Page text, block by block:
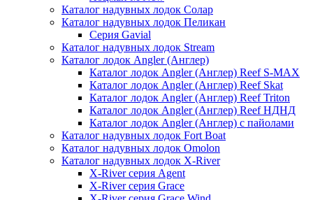
Каталог надувных лодок Солар
Каталог надувных лодок Пеликан
Серия Gavial
Каталог надувных лодок Stream
Каталог лодок Angler (Англер)
Каталог лодок Angler (Англер) Reef S-MAX
Каталог лодок Angler (Англер) Reef Skat
Каталог лодок Angler (Англер) Reef Triton
Каталог лодок Angler (Англер) Reef НДНД
Каталог лодок Angler (Англер) с пайолами
Каталог надувных лодок Fort Boat
Каталог надувных лодок Omolon
Каталог надувных лодок X-River
X-River серия Agent
X-River серия Grace